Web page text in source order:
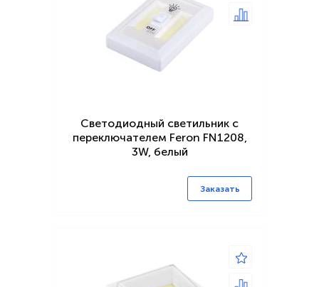
Светодиодный светильник с
переключателем Feron FN1208,
3W, белый
Заказать